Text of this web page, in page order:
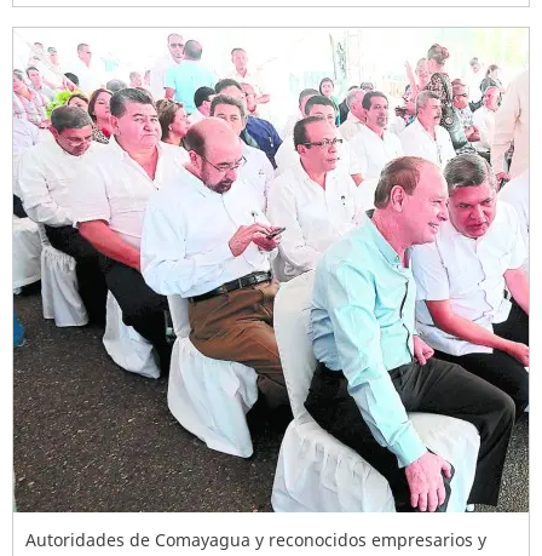
Autoridades de Comayagua y reconocidos empresarios y